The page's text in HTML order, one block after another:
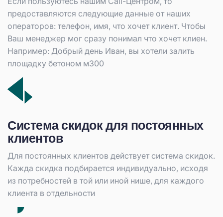
предоставляются следующие данные от наших
операторов: телефон, имя, что хочет клиент. Чтобы
Ваш менеджер мог сразу понимал что хочет клиен.
Например: Добрый день Иван, вы хотели залить
площадку бетоном м300
Система скидок для постоянных
клиентов
Для постоянных клиентов действует система скидок.
Кажда скидка подбирается индивидуально, исходя
из потребностей в той или иной нише, для каждого
клиента в отдельности